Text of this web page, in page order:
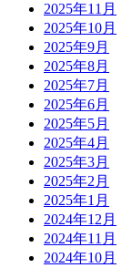
2025年11月
2025年10月
2025年9月
2025年8月
2025年7月
2025年6月
2025年5月
2025年4月
2025年3月
2025年2月
2025年1月
2024年12月
2024年11月
2024年10月